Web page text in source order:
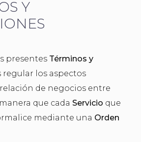
Y
presentes Términos y
regular los aspectos
de negocios entre
que cada Servicio que
mediante una Orden